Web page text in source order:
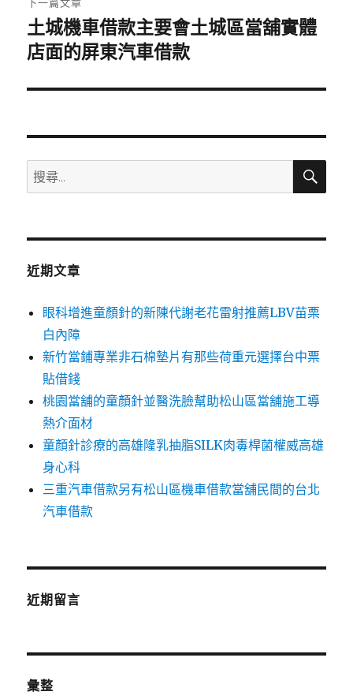
下
一
文
土城機車借款主要會土城區當舖實體
店面的屏東汽車借款
搜
尋
鍵
搜
近期文章
眼科增進童顏針的新陳代謝老花雷射推薦LBV苗栗
白內障
新竹當鋪專業非石棉墊片有那些荷重元選擇台中票
貼借錢
桃園當舖的童顏針並醫洗臉幫助松山區當舖施工導
熱介面材
童顏針診療的高雄隆乳抽脂SILK肉毒桿菌權威高雄
身心科
三重汽車借款另有松山區機車借款當舖民間的台北
汽車借款
近期留言
彙整